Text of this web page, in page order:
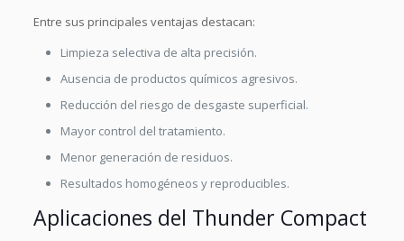
Entre sus principales ventajas destacan:
Limpieza selectiva de alta precisión.
Ausencia de productos químicos agresivos.
Reducción del riesgo de desgaste superficial.
Mayor control del tratamiento.
Menor generación de residuos.
Resultados homogéneos y reproducibles.
Aplicaciones del Thunder Compact